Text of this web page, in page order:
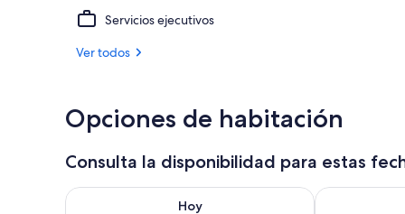
Servicios ejecutivos
Ver todos
Opciones de habitación
Consulta la disponibilidad para estas
Hoy
Consulta la disponibilidad para hoy ago 7 - ago 8
Consulta la